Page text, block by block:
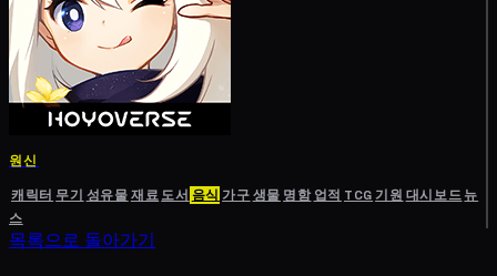
원신
캐릭터 무기 성유물재료도서 음식 가구생물 명함 업적 TCG기원 대시보드뉴
스
목록으로 돌아가기